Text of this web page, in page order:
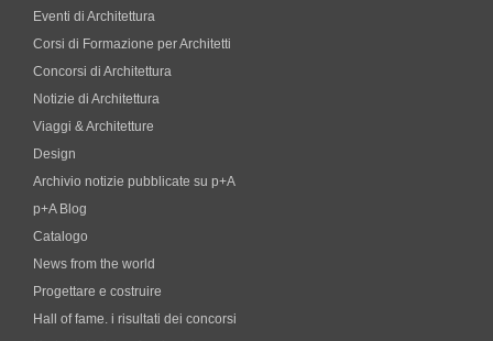
Eventi di Architettura
Corsi di Formazione per Architetti
Concorsi di Architettura
Notizie di Architettura
Viaggi & Architetture
Design
Archivio notizie pubblicate su p+A
p+A Blog
Catalogo
News from the world
Progettare e costruire
Hall of fame. i risultati dei concorsi